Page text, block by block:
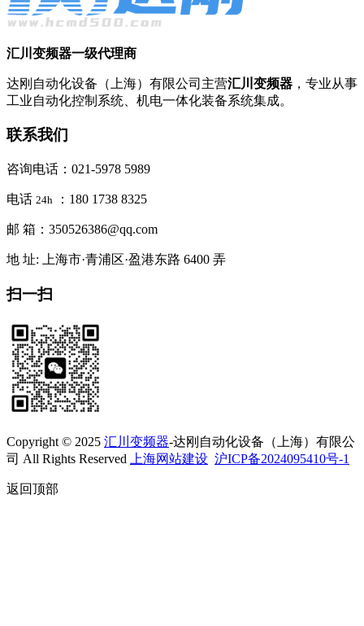
汇川变频器一级代理商
达刚自动化设备（上海）有限公司主营汇川变频器 ，专业从事
工业自动化控制系统、机电一体化装备系统集成。
联系我们
咨询电话：021-5978 5989
电话 24h ：180 1738 8325
邮 箱：350526386@qq.com
地 址: 上海市·青浦区·盈港东路 6400 弄
扫一扫
Copyright © 2025 汇川变频器-达刚自动化设备（上海）有限公
司 All Rights Reserved 上海网站建设 沪ICP备2024095410号-1
返回顶部